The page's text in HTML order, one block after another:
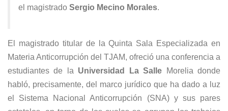
el magistrado Sergio Mecino Morales.
El magistrado titular de la Quinta Sala Especializada en
Materia Anticorrupción del TJAM, ofreció una conferencia a
estudiantes de la Universidad La Salle Morelia donde
habló, precisamente, del marco jurídico que ha dado a luz
el Sistema Nacional Anticorrupción (SNA) y sus pares